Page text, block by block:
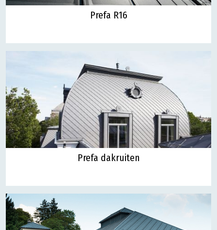
Prefa R16
Prefa dakruiten